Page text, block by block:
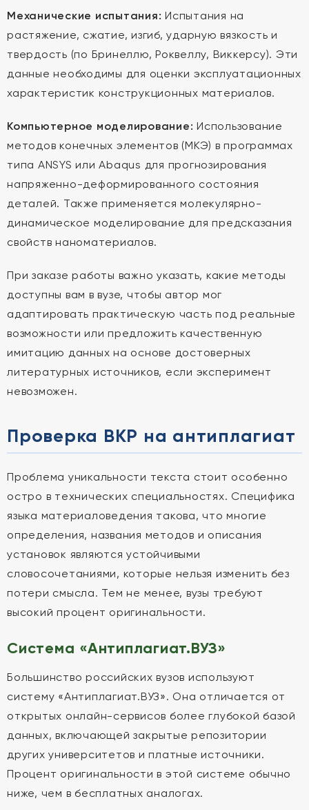
Механические испытания: Испытания на
растяжение, сжатие, изгиб, ударную вязкость и
твердость (по Бринеллю, Роквеллу, Виккерсу). Эти
данные необходимы для оценки эксплуатационных
характеристик конструкционных материалов.
Компьютерное моделирование: Использование
методов конечных элементов (МКЭ) в программах
типа ANSYS или Abaqus для прогнозирования
напряженно-деформированного состояния
деталей. Также применяется молекулярно-
динамическое моделирование для предсказания
свойств наноматериалов.
При заказе работы важно указать, какие методы
доступны вам в вузе, чтобы автор мог
адаптировать практическую часть под реальные
возможности или предложить качественную
имитацию данных на основе достоверных
литературных источников, если эксперимент
невозможен.
Проверка ВКР на антиплагиат
Проблема уникальности текста стоит особенно
остро в технических специальностях. Специфика
языка материаловедения такова, что многие
определения, названия методов и описания
установок являются устойчивыми
словосочетаниями, которые нельзя изменить без
потери смысла. Тем не менее, вузы требуют
высокий процент оригинальности.
Система «Антиплагиат.ВУЗ»
Большинство российских вузов используют
систему «Антиплагиат.ВУЗ». Она отличается от
открытых онлайн-сервисов более глубокой базой
данных, включающей закрытые репозитории
других университетов и платные источники.
Процент оригинальности в этой системе обычно
ниже, чем в бесплатных аналогах.